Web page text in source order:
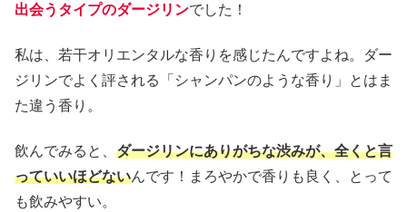
出会うタイプのダージリンでした！
私は、若干オリエンタルな香りを感じたんですよね。ダー
ジリンでよく評される「シャンパンのような香り」とはま
た違う香り。
飲んでみると、 ダージリンにありがちな渋みが、全くと言
っていいほどないんです！まろやかで香りも良く、とって
も飲みやすい。